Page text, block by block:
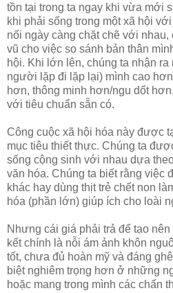
tồn tại trong ta ngay khi vừa mới
khi phải sống trong một xã hội
nối ngày càng chặt chẽ với
vũ cho việc so sánh bản thân
hội. Khi lớn lên, chúng ta nhận
người lặp đi lặp lại) mình cao
hơn, thông minh hơn/ngu dốt
với tiêu chuẩn sẵn có.
Công cuộc xã hội hóa này được
mục tiêu thiết thực. Chúng ta
sống cộng sinh với nhau dựa
văn hóa. Chúng ta biết rằng việc
khác hay dùng thịt trẻ chết non
hóa (phần lớn) giúp ích cho loài
Nhưng cái giá phải trả để tạo
kết chính là nỗi ám ảnh khôn
tốt, chưa đủ hoàn mỹ và đáng
biệt nghiêm trọng hơn ở những
hoặc mang trong mình các chấn